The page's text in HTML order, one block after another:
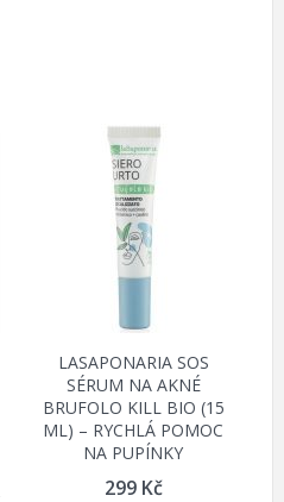
LASAPONARIA SOS
SÉRUM NA AKNÉ
BRUFOLO KILL BIO (15
ML) – RYCHLÁ POMOC
NA PUPÍNKY
299 Kč